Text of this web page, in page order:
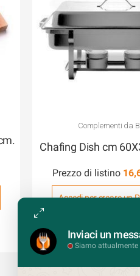
Complementi da
Chafing Dish cm
Prezzo di listino
Accedi per creare un
COD:
Inviaci un
Siamo attualmente